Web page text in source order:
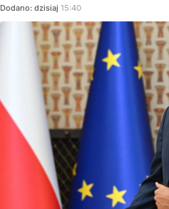
Dodano: dzisiaj 15:40